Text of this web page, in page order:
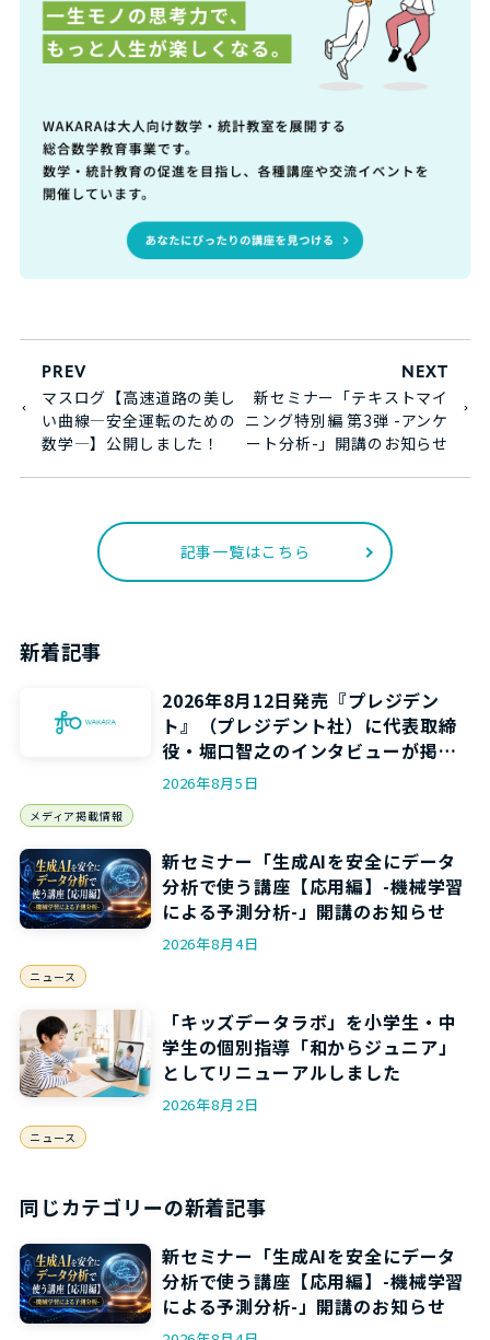
PREV
マスログ【高速道路の美し
い曲線―安全運転のための
数学―】公開しました！
NEXT
新セミナー「テキストマイ
ニング特別編 第3弾 -アンケ
ート分析-」開講のお知らせ
記事一覧はこちら
新着記事
2026年8月12日発売『プレジデン
ト』（プレジデント社）に代表取締
役・堀口智之のインタビューが掲載
されます
2026年8月5日
メディア掲載情報
新セミナー「生成AIを安全にデータ
分析で使う講座【応用編】-機械学習
による予測分析-」開講のお知らせ
2026年8月4日
ニュース
「キッズデータラボ」を小学生・中
学生の個別指導「和からジュニア」
としてリニューアルしました
2026年8月2日
ニュース
同じカテゴリーの新着記事
新セミナー「生成AIを安全にデータ
分析で使う講座【応用編】-機械学習
による予測分析-」開講のお知らせ